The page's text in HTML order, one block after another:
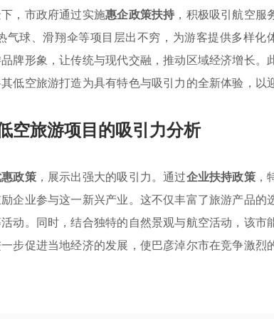
，市政府通过实施惠企政策扶持 ，积极吸引航空服
球、滑翔伞等项目层出不穷，为游客提供多样化
牌形象，让传统与现代交融，推动区域经济增长。
低空旅游打造为具有特色与吸引力的全新体验，以
空旅游项目的吸引力分析
政策，展示出强大的吸引力。通过企业扶持政策，
企业参与这一新兴产业。这不仅丰富了旅游产品的
动。同时，结合独特的自然景观与航空活动，该市
步促进当地经济的发展，使巴彦淖尔市在竞争激烈